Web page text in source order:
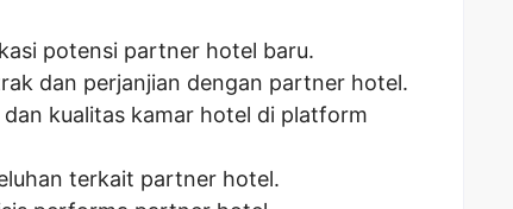
potensi partner hotel baru.
dan perjanjian dengan partner hotel.
kualitas kamar hotel di platform
terkait partner hotel.